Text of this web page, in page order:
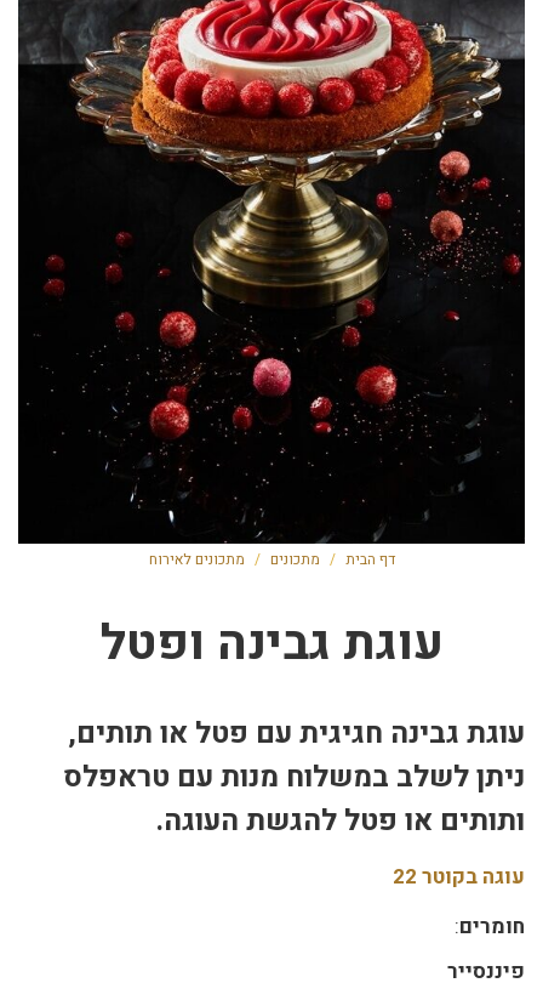
דף הבית / מתכונים / מתכונים לאירוח
עוגת גבינה ופטל
עוגת גבינה חגיגית עם פטל או תותים,
ניתן לשלב במשלוח מנות עם טראפלס
ותותים או פטל להגשת העוגה.
עוגה בקוטר 22
חומרים:
פיננסייר